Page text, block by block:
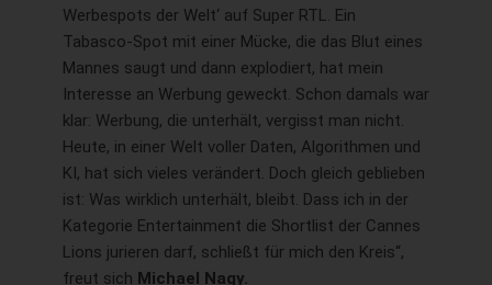
Werbespots der Welt‘ auf Super RTL. Ein
Tabasco-Spot mit einer Mücke, die das Blut eines
Mannes saugt und dann explodiert, hat mein
Interesse an Werbung geweckt. Schon damals war
klar: Werbung, die unterhält, vergisst man nicht.
Heute, in einer Welt voller Daten, Algorithmen und
KI, hat sich vieles verändert. Doch gleich geblieben
ist: Was wirklich unterhält, bleibt. Dass ich in der
Kategorie Entertainment die Shortlist der Cannes
Lions jurieren darf, schließt für mich den Kreis“,
freut sich Michael Nagy.